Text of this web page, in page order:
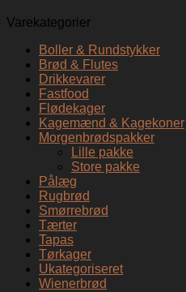
Varekategorier
Boller & Rundstykker
Brød & Flutes
Drikkevarer
Fastfood
Flødekager
Kagemænd & Kagekoner
Morgenbrødspakker
Lille pakke
Store pakke
Pålæg
Rugbrød
Smørrebrød
Tærter
Tapas
Tørkager
Ukategoriseret
Wienerbrød